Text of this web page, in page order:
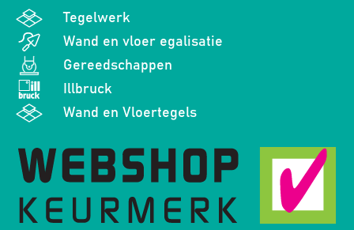
Tegelwerk
Wand en vloer egalisatie
Gereedschappen
Illbruck
Wand en Vloertegels